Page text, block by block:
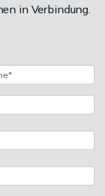
in Verbindung.